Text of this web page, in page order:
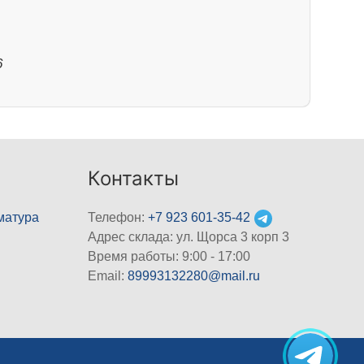
Контакты
Телефон:+7 923 601-35-42
Адрес склада: ул. Щорса 3 корп 3
Время работы: 9:00 - 17:00
Email:89993132280@mail.ru